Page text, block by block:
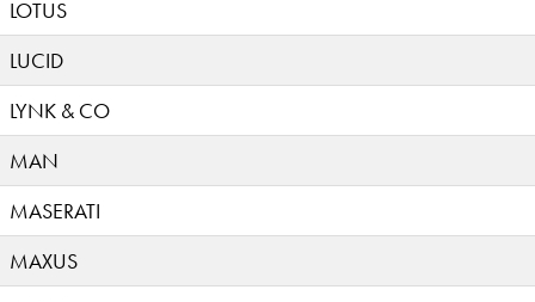
LOTUS
LUCID
LYNK & CO
MAN
MASERATI
MAXUS